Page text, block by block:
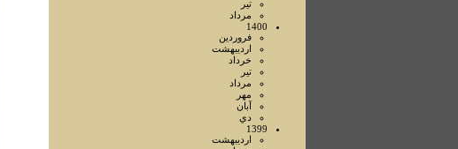
تير
مرداد
1400
فروردين
ارديبهشت
خرداد
تير
مرداد
مهر
آبان
دي
1399
ارديبهشت